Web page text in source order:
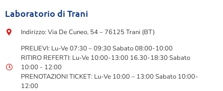
Laboratorio di Trani
Indirizzo: Via De Cuneo, 54 – 76125 Trani (BT)
PRELIEVI: Lu-Ve 07:30 – 09:30 Sabato 08:00-10:00
RITIRO REFERTI: Lu-Ve 10:00-13:00 16.30-18:30 Sabato
10:00 - 12:00
PRENOTAZIONI TICKET: Lu-Ve 10:00 – 13:00 Sabato 10:00-
12:00